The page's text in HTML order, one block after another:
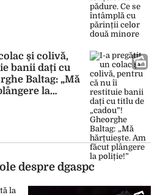
și colivă,
banii dați cu
Baltag: „Mă
la
despre dgaspc